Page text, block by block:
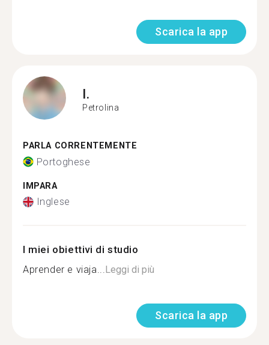
Scarica la app
I.
Petrolina
PARLA CORRENTEMENTE
Portoghese
IMPARA
Inglese
I miei obiettivi di studio
Aprender e viaja...Leggi di più
Scarica la app